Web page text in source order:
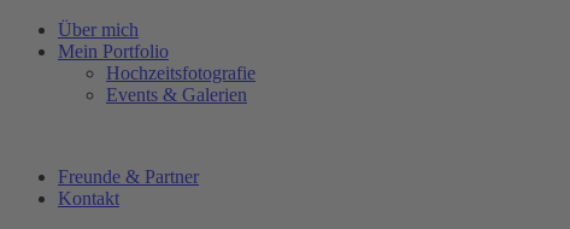
Über mich
Mein Portfolio
Hochzeitsfotografie
Events & Galerien
Freunde & Partner
Kontakt